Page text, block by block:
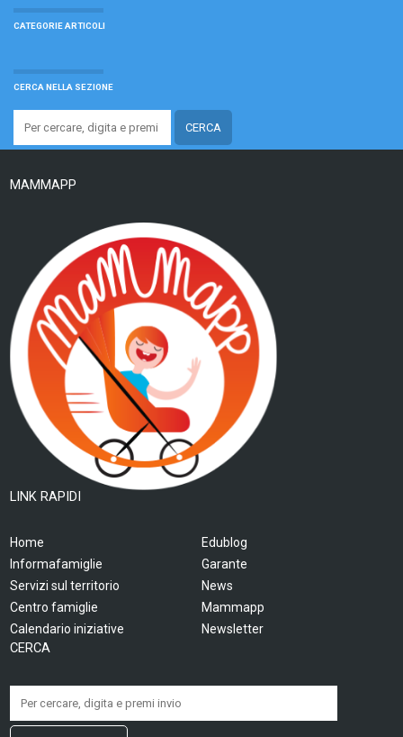
CATEGORIE ARTICOLI
CERCA NELLA SEZIONE
MAMMAPP
LINK RAPIDI
Home
Informafamiglie
Servizi sul territorio
Centro famiglie
Calendario iniziative
Edublog
Garante
News
Mammapp
Newsletter
CERCA